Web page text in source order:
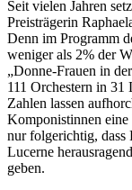
Seit vielen Jahren
Preisträgerin
Denn im Programm
weniger als 2% der
„Donne-Frauen in
111 Orchestern in
Zahlen lassen
Komponistinnen eine
nur folgerichtig, dass
Lucerne
geben.